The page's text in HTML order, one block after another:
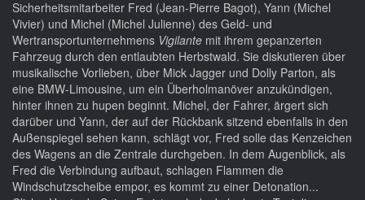
Sicherheitsmitarbeiter Fred (Jean-Pierre Bagot), Yann (Michel
Vivier) und Michel (Michel Julienne) des Geld- und
Wertransportunternehmens Vigilante mit ihrem gepanzerten
Fahrzeug durch den entlaubten Herbstwald. Sie diskutieren über
musikalische Vorlieben, über Mick Jagger und Dolly Parton, als
eine BMW-Limousine, um ein Überholmanöver anzukündigen,
hinter ihnen zu hupen beginnt. Michel, der Fahrer, ärgert sich
darüber und Yann, der auf der Rückbank sitzend ebenfalls in den
Außenspiegel sehen kann, schlägt vor, Fred solle das Kenzeichen
des Wagens an die Zentrale durchgeben. In dem Augenblick, als
Fred die Verbindung aufbaut, schlagen Flammen die
Windschutzscheibe empor, es kommt zu einer Detonation...